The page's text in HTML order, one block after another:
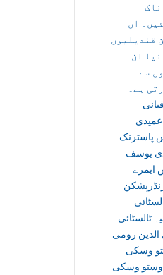
ان
قندیلیوں
ان
سے
ہے۔
عمیدی
پاسترنک
یوسف
ایمرے
لسٹائی
ٹالسٹائی
الدین رومی
وسکی
دوستو وسکی